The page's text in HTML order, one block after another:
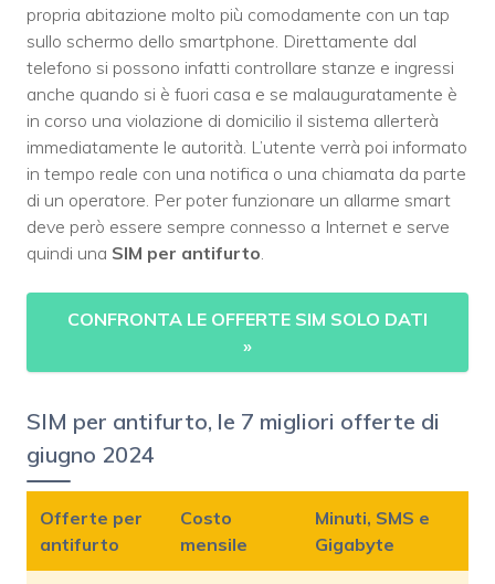
propria abitazione molto più comodamente con un tap
sullo schermo dello smartphone. Direttamente dal
telefono si possono infatti controllare stanze e ingressi
anche quando si è fuori casa e se malauguratamente è
in corso una violazione di domicilio il sistema allerterà
immediatamente le autorità. L’utente verrà poi informato
in tempo reale con una notifica o una chiamata da parte
di un operatore. Per poter funzionare un allarme smart
deve però essere sempre connesso a Internet e serve
quindi una SIM per antifurto.
CONFRONTA LE OFFERTE SIM SOLO DATI
»
SIM per antifurto, le 7 migliori offerte di
giugno 2024
Offerte per
antifurto
Costo
mensile
Minuti, SMS e
Gigabyte